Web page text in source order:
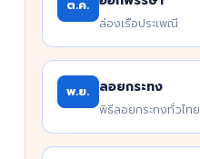
ต.ค.
ล่องเรือประเพณี
พ.ย. ลอยกระทง
พิธีลอยกระทงทั่วไทย